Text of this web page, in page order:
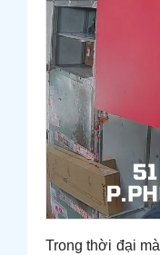
Trong thời đại